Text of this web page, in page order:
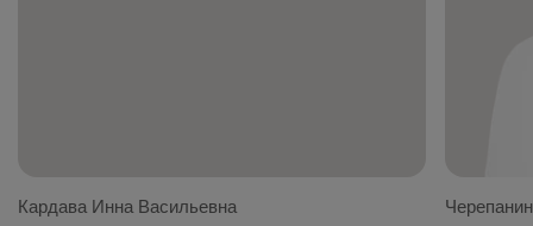
Кардава Инна Васильевна